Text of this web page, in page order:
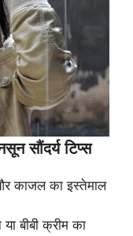
सौंदर्य टिप्स
काजल का इस्तेमाल
बीबी क्रीम का